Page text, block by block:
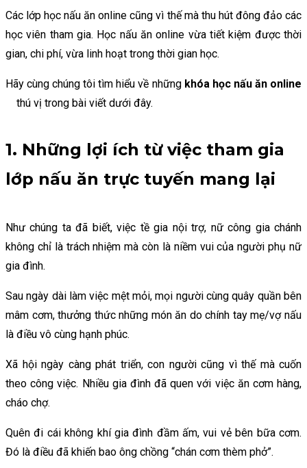
Các lớp học nấu ăn online cũng vì thế mà thu hút đông đảo các
học viên tham gia. Học nấu ăn online vừa tiết kiệm được thời
gian, chi phí, vừa linh hoạt trong thời gian học.
Hãy cùng chúng tôi tìm hiểu về những khóa học nấu ăn online
thú vị trong bài viết dưới đây.
1. Những lợi ích từ việc tham gia
lớp nấu ăn trực tuyến mang lại
Như chúng ta đã biết, việc tề gia nội trợ, nữ công gia chánh
không chỉ là trách nhiệm mà còn là niềm vui của người phụ nữ
gia đình.
Sau ngày dài làm việc mệt mỏi, mọi người cùng quây quần bên
mâm cơm, thưởng thức những món ăn do chính tay mẹ/vợ nấu
là điều vô cùng hạnh phúc.
Xã hội ngày càng phát triển, con người cũng vì thế mà cuốn
theo công việc. Nhiều gia đình đã quen với việc ăn cơm hàng,
cháo chợ.
Quên đi cái không khí gia đình đầm ấm, vui vẻ bên bữa cơm.
Đó là điều đã khiến bao ông chồng “chán cơm thèm phở”.